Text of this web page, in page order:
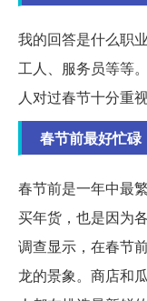
我的回答是什么职
工人、服务员等等
人对过春节十分重
春节前最好忙碌
春节前是一年中最
买年货，也是因为
调查显示，在春节
龙的景象。商店和